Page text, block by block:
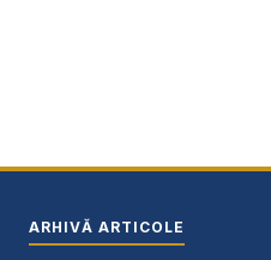
ARHIVĂ ARTICOLE